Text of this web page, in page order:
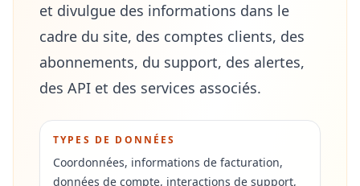
et divulgue des informations dans le
cadre du site, des comptes clients, des
abonnements, du support, des alertes,
des API et des services associés.
TYPES DE DONNÉES
Coordonnées, informations de facturation,
données de compte, interactions de support,